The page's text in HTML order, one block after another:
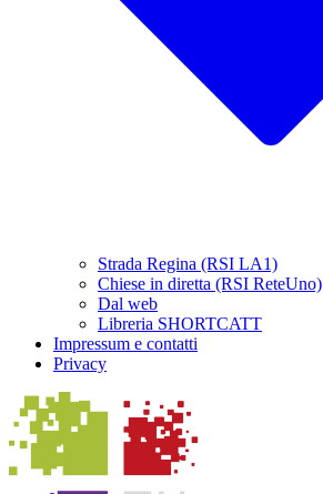
Strada Regina (RSI LA1)
Chiese in diretta (RSI ReteUno)
Dal web
Libreria SHORTCATT
Impressum e contatti
Privacy